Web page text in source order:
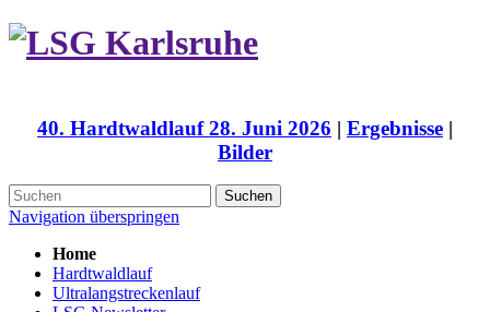
40. Hardtwaldlauf 28. Juni 2026 | Ergebnisse |
Bilder
Suchen
Navigation überspringen
Home
Hardtwaldlauf
Ultralangstreckenlauf